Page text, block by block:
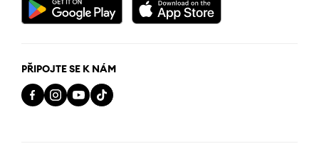
PŘIPOJTE SE K NÁM